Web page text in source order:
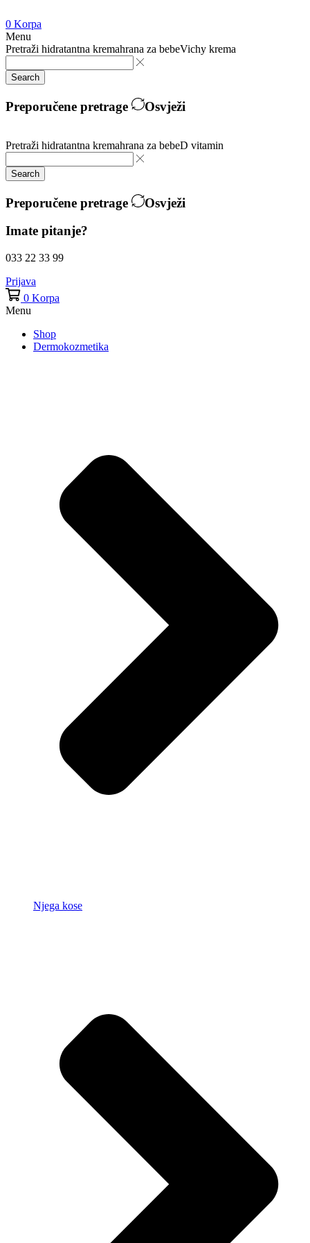
0 Korpa
Menu
Pretraži hidratantna kremahrana za bebeVichy krema
Search
Preporučene pretrage Osvježi
Pretraži hidratantna kremahrana za bebeD vitamin
Search
Preporučene pretrage
Osvježi
Imate pitanje?
033 22 33 99
Prijava
0 Korpa
Menu
Shop
Dermokozmetika
Njega kose